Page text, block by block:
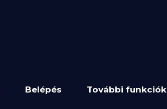
Belépés További funkciók